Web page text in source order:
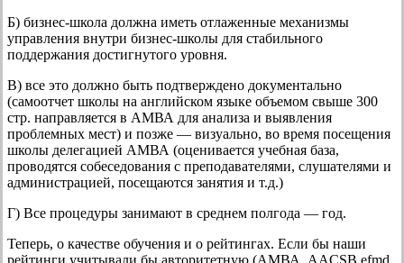
Б) бизнес-школа должна иметь отлаженные механизмы
управления внутри бизнес-школы для стабильного
поддержания достигнутого уровня.
B) все это должно быть подтверждено документально
(самоотчет школы на английском языке объемом свыше 300
стр. направляется в АМВА для анализа и выявления
проблемных мест) и позже — визуально, во время посещения
школы делегацией АМВА (оценивается учебная база,
проводятся собеседования с преподавателями, слушателями и
администрацией, посещаются занятия и т.д.)
Г) Все процедуры занимают в среднем полгода — год.
Теперь, о качестве обучения и о рейтингах. Если бы наши
рейтинги учитывали бы авторитетную (АМВА, AACSB,efmd